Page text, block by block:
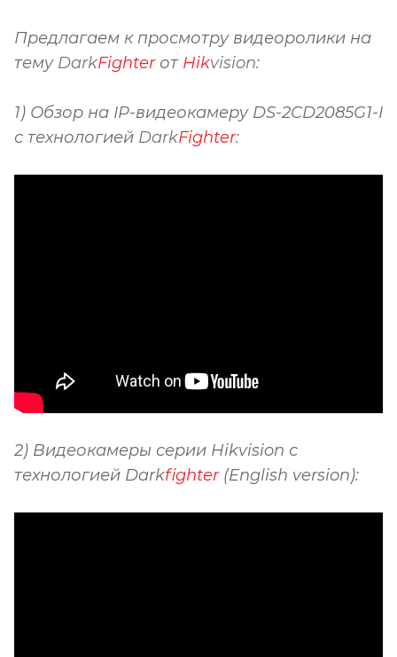
Предлагаем к просмотру видеоролики на
тему DarkFighterот Hikvision:
1) Обзор на IP-видеокамеру DS-2CD2085G1-I
с технологией DarkFighter:
2) Видеокамеры серии Hikvision с
технологией Darkfighter (English version):